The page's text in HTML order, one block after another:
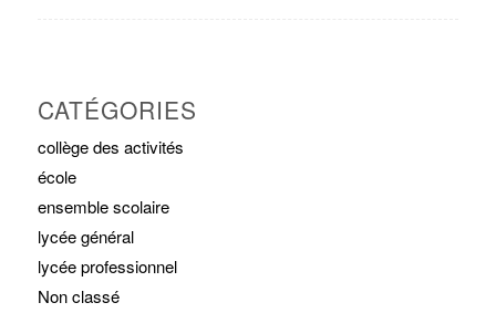
CATÉGORIES
collège des activités
école
ensemble scolaire
lycée général
lycée professionnel
Non classé